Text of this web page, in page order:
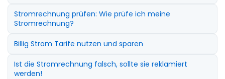
Stromrechnung prüfen: Wie prüfe ich meine
Stromrechnung?
Billig Strom Tarife nutzen und sparen
Ist die Stromrechnung falsch, sollte sie reklamiert
werden!